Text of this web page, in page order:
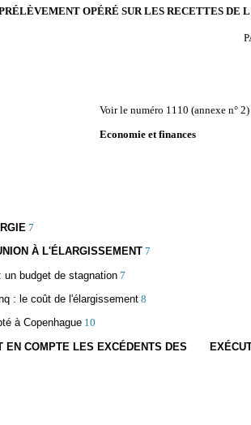
OPÉRÉ SUR LES RECETTES DE
Voir le numéro 1110 (annexe n° 2)
Economie et finances
7
À L'ÉLARGISSEMENT 7
un budget de stagnation 7
: le coût de l'élargissement8
à Copenhague 10
EN COMPTE LES EXCÉDENTS DES